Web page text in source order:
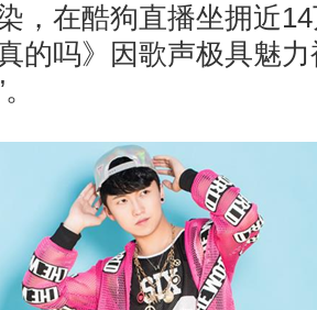
，在酷狗直播坐拥近
的吗》因歌声极具魅